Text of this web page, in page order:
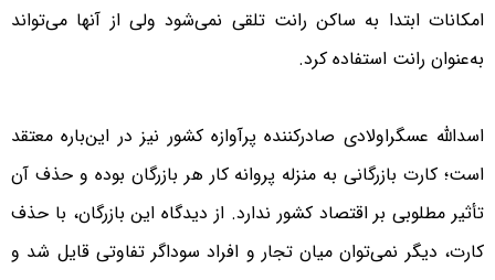
امکانات ابتدا به ساکن رانت تلقی نمی‌شود ولی از آنها می‌تواند
به‌عنوان رانت استفاده کرد.
اسدالله عسگراولادی صادر‌کننده پرآوازه کشور نیز در این‌باره معتقد
است؛ کارت بازرگانی به منزله پروانه کار هر بازرگان بوده و حذف آن
تأثیر مطلوبی بر اقتصاد کشور ندارد. از دیدگاه این بازرگان، با حذف
کارت، دیگر نمی‌توان میان تجار و افراد سوداگر تفاوتی قایل شد و